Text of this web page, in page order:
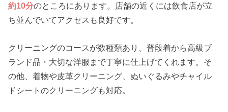
約10分のところにあります。店舗の近くには飲食店が立
ち並んでいてアクセスも良好です。
クリーニングのコースが数種類あり、普段着から高級ブ
ランド品・大切な洋服まで丁寧に仕上げてくれます。そ
の他、着物や皮革クリーニング、ぬいぐるみやチャイル
ドシートのクリーニングも対応。